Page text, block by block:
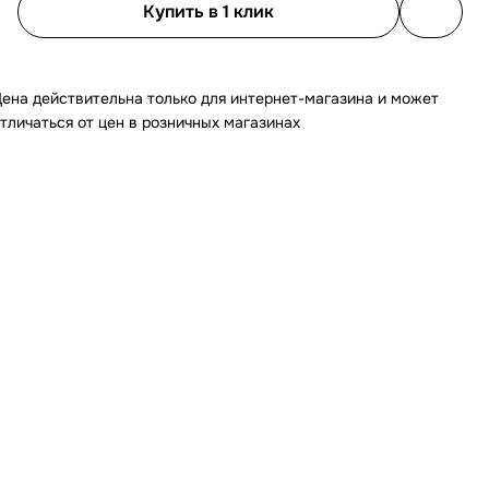
Купить в 1 клик
действительна только для интернет-магазина и может
от цен в розничных магазинах